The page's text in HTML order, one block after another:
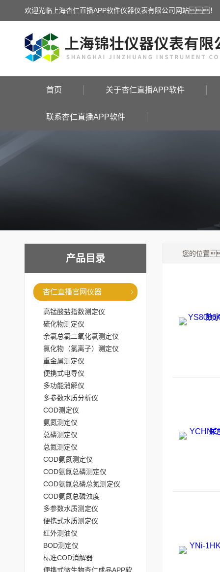
欢迎光临上海杏仁直播APP软件仪器仪表有限公司网站！
首页 关于杏仁直播APP软件
联系杏仁直播APP软件
产品目录
杏仁直播官网仪器
高锰酸盐指数测定仪
硫化物测定仪
余氯总氯二氧化氯测定仪
氯化物（氯离子）测定仪
重金属测定仪
便携式电导仪
多功能消解仪
多参数水质分析仪
COD测定仪
氨氮测定仪
总磷测定仪
总氮测定仪
COD氨氮测定仪
COD氨氮总磷测定仪
COD氨氮总磷总氮测定仪
COD氨氮总磷浊度
多参数水质测定仪
便携式水质测定仪
红外测油仪
BOD测定仪
标准COD消解器
便携式微生物杏仁成品APP软
您的位置